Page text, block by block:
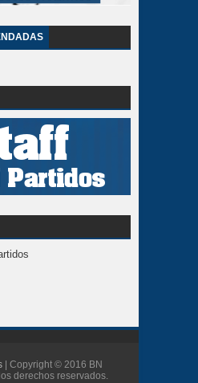
| Copyright © 2016 BN
derechos reservados.